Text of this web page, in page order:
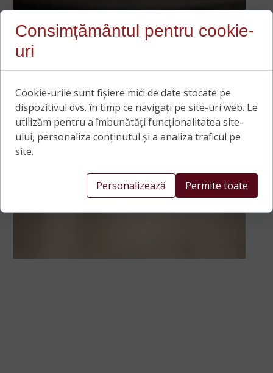
Consimțământul pentru cookie-
uri
Cookie-urile sunt fișiere mici de date stocate pe
dispozitivul dvs. în timp ce navigați pe site-uri web. Le
utilizăm pentru a îmbunătăți funcționalitatea site-
ului, personaliza conținutul și a analiza traficul pe
site.
Personalizează Permite toate